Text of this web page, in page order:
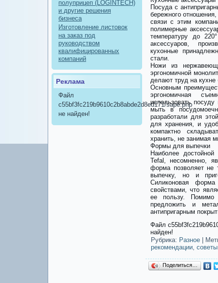
полуприцеп (LOGINTECH)
и другие решения
бизнеса
Изготовление листовок
на заказ под
руководством
квалифицированных
компаний
Реклама
Файл
c55bf3fc219b9610c2b8abde2d8ed171/sape.php
не найден!
Посуда с
бережного
связи с этим
полимерные
температуру до
аксессуаров,
кухонные
стали.
Ножи из
эргономичной
делают труд на
Основным
эргономичная
использовать
мыть в
разработали для
для хранения, и
компактно
хранить, не занимая
Формы для выпечки
Наиболее
Tefal, несомненно,
форма позволяет не
выпечку, но и
Силиконовая форма
свойствами, что
ее пользу. Помимо
предложить и
антипригарным
Файл
найден!
Рубрика: Разное
рекомендации, советы
Поделиться…